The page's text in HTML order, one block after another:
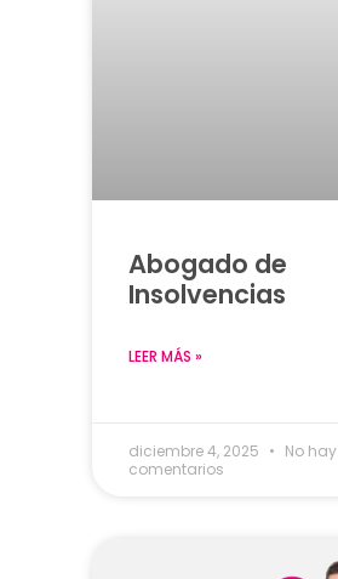
Abogado de
Insolvencias
LEER MÁS »
diciembre 4, 2025
No hay
comentarios